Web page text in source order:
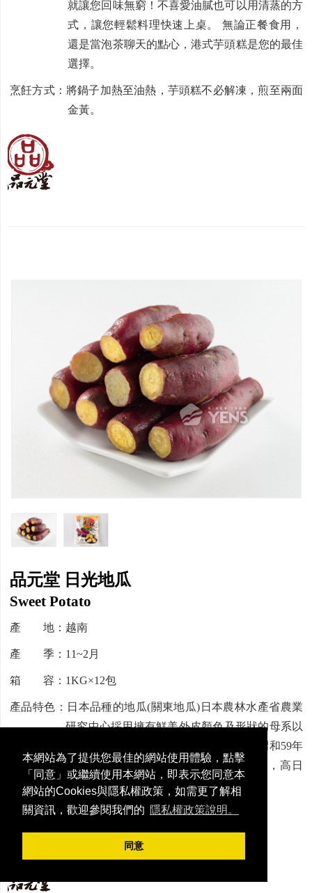
本網站為了提供您最佳的網站使用體驗，點擊
「同意」或繼續使用本網站，即表示您同意本
網站的Cookies與隱私權政策，如需更了解相
關資訊，歡迎參閱我們的 隱私權政策說明。
同意
就讓您回味無窮！不喜愛油膩也可以用清蒸的方
式，讓您輕鬆料理快速上桌。 無論正餐食用，
還是當泡茶聊天的點心，港式芋頭糕是您的最佳
選擇。
烹飪方式：將鍋子加熱至油熱，芋頭糕不必解凍，煎至兩面
金黃。
品元堂 日光地瓜
Sweet Potato
產 地：越南
產 季：11~2月
箱 容：1KG×12包
產品特色：日本品種的地瓜(關東地瓜)日本農林水產省農業
研究中心採用擁有鮮美外皮顏色及形狀的母系以
及具有甜美肉質的父系所培育而成，在昭和59年
登錄為正式命名。越南中南部三高裁種，高日
照、高溫差、高原區，自然微甜。
烹飪方式：解凍即可食用